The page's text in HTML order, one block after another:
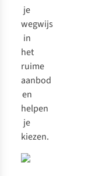
je
wegwijs
in
het
ruime
aanbod
en
helpen
je
kiezen.